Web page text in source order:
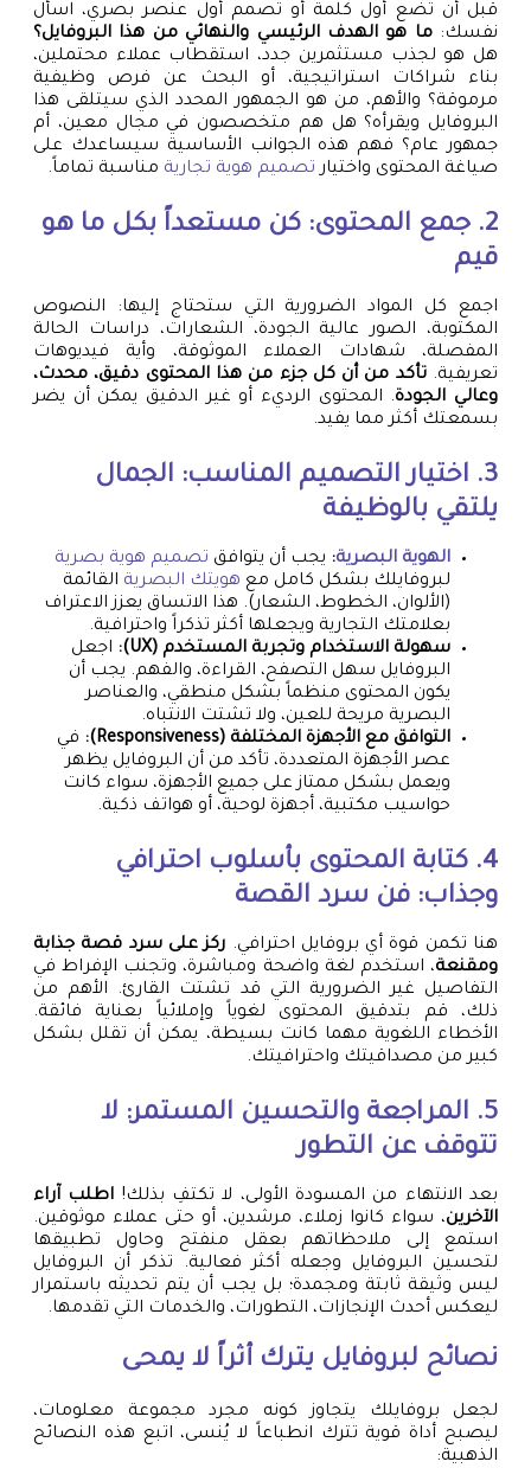
قبل أن تضع أول كلمة أو تصمم أول عنصر بصري، اسأل
نفسك:ما هو الهدف الرئيسي والنهائي من هذا البروفايل؟
هل هو لجذب مستثمرين جدد، استقطاب عملاء محتملين،
بناء شراكات استراتيجية، أو البحث عن فرص وظيفية
مرموقة؟ والأهم، من هو الجمهور المحدد الذي سيتلقى هذا
البروفايل ويقرأه؟ هل هم متخصصون في مجال معين، أم
جمهور عام؟ فهم هذه الجوانب الأساسية سيساعدك على
صياغة المحتوى واختيار تصميم هوية تجارية مناسبة تماماً.
2. جمع المحتوى: كن مستعداً بكل ما هو
قيم
اجمع كل المواد الضرورية التي ستحتاج إليها: النصوص
المكتوبة، الصور عالية الجودة، الشعارات، دراسات الحالة
المفصلة، شهادات العملاء الموثوقة، وأية فيديوهات
تعريفية.تأكد من أن كل جزء من هذا المحتوى دقيق، محدث،
وعالي الجودة. المحتوى الرديء أو غير الدقيق يمكن أن يضر
بسمعتك أكثر مما يفيد.
3. اختيار التصميم المناسب: الجمال
يلتقي بالوظيفة
الهوية البصرية: يجب أن يتوافق تصميم هوية بصرية
لبروفايلك بشكل كامل مع هويتك البصرية القائمة
(الألوان، الخطوط، الشعار). هذا الاتساق يعزز الاعتراف
بعلامتك التجارية ويجعلها أكثر تذكراً واحترافية.
سهولة الاستخدام وتجربة المستخدم (UX):
اجعل
البروفايل سهل التصفح، القراءة، والفهم. يجب أن
يكون المحتوى منظماً بشكل منطقي، والعناصر
البصرية مريحة للعين، ولا تشتت الانتباه.
التوافق مع الأجهزة المختلفة (Responsiveness):
في
عصر الأجهزة المتعددة، تأكد من أن البروفايل يظهر
ويعمل بشكل ممتاز على جميع الأجهزة، سواء كانت
حواسيب مكتبية، أجهزة لوحية، أو هواتف ذكية.
4. كتابة المحتوى بأسلوب احترافي
وجذاب: فن سرد القصة
هنا تكمن قوة أي بروفايل احترافي. ركز على سرد قصة جذابة
ومقنعة، استخدم لغة واضحة ومباشرة، وتجنب الإفراط في
التفاصيل غير الضرورية التي قد تشتت القارئ. الأهم من
ذلك، قم بتدقيق المحتوى لغوياً وإملائياً بعناية فائقة.
الأخطاء اللغوية مهما كانت بسيطة، يمكن أن تقلل بشكل
كبير من مصداقيتك واحترافيتك.
5. المراجعة والتحسين المستمر: لا
تتوقف عن التطور
بعد الانتهاء من المسودة الأولى، لا تكتفِ بذلك! اطلب آراء
الآخرين، سواء كانوا زملاء، مرشدين، أو حتى عملاء موثوقين.
استمع إلى ملاحظاتهم بعقل منفتح وحاول تطبيقها
لتحسين البروفايل وجعله أكثر فعالية. تذكر أن البروفايل
ليس وثيقة ثابتة ومجمدة؛ بل يجب أن يتم تحديثه باستمرار
ليعكس أحدث الإنجازات، التطورات، والخدمات التي تقدمها.
نصائح لبروفايل يترك أثراً لا يمحى
لجعل بروفايلك يتجاوز كونه مجرد مجموعة معلومات،
ليصبح أداة قوية تترك انطباعاً لا يُنسى، اتبع هذه النصائح
الذهبية: